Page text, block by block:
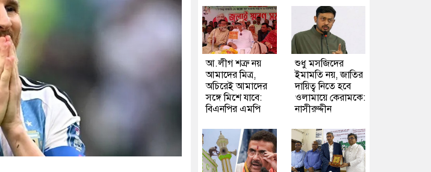
আ.লীগ শত্রু নয়
আমাদের মিত্র,
অচিরেই আমাদের
সঙ্গে মিশে যাবে:
বিএনপির এমপি
শুধু মসজিদের
ইমামতি নয়, জাতির
দায়িত্ব নিতে হবে
ওলামায়ে কেরামকে:
নাসীরুদ্দীন